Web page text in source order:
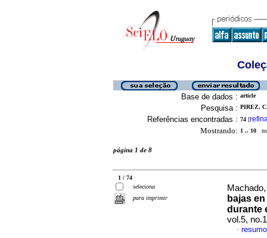
Base de dados : article
Pesquisa : PIREZ,
Referências encontradas : 74 [
Mostrando: 1 .. 10
página 1 de 8
1 / 74
seleciona
para imprimir
bajas
durante
vol.5,
·